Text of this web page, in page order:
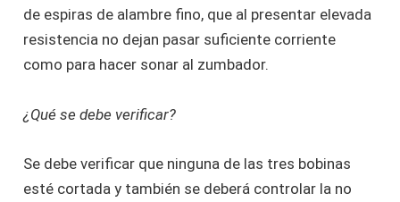
de espiras de alambre fino, que al presentar elevada
resistencia no dejan pasar suficiente corriente
como para hacer sonar al zumbador.
¿Qué se debe verificar?
Se debe verificar que ninguna de las tres bobinas
esté cortada y también se deberá controlar la no